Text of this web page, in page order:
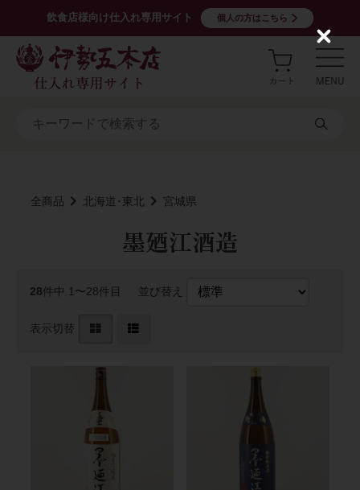
飲食店様向け仕入れ専用サイト 個人の方はこちら
全商品 北海道･東北 宮城県
墨廼江酒造
28件中 1〜28件目 並び替え
表示切替
C
l
s